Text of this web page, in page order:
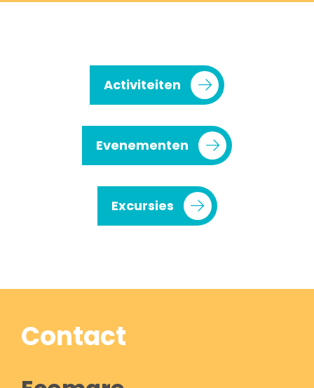
Activiteiten
Evenementen
Excursies
Contact